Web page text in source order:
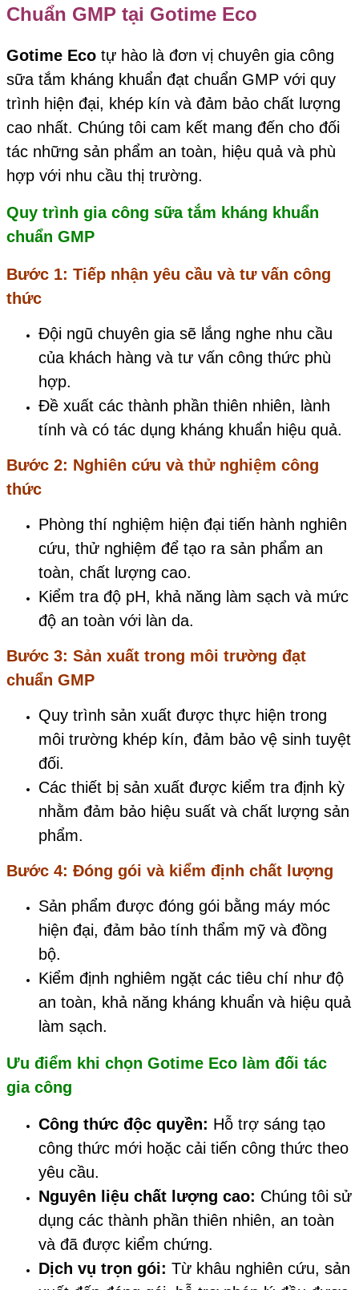
Chuẩn GMP tại Gotime Eco
Gotime Eco tự hào là đơn vị chuyên gia công
sữa tắm kháng khuẩn đạt chuẩn GMP với quy
trình hiện đại, khép kín và đảm bảo chất lượng
cao nhất. Chúng tôi cam kết mang đến cho đối
tác những sản phẩm an toàn, hiệu quả và phù
hợp với nhu cầu thị trường.
Quy trình gia công sữa tắm kháng khuẩn
chuẩn GMP
Bước 1: Tiếp nhận yêu cầu và tư vấn công
thức
Đội ngũ chuyên gia sẽ lắng nghe nhu cầu
của khách hàng và tư vấn công thức phù
hợp.
Đề xuất các thành phần thiên nhiên, lành
tính và có tác dụng kháng khuẩn hiệu quả.
Bước 2: Nghiên cứu và thử nghiệm công
thức
Phòng thí nghiệm hiện đại tiến hành nghiên
cứu, thử nghiệm để tạo ra sản phẩm an
toàn, chất lượng cao.
Kiểm tra độ pH, khả năng làm sạch và mức
độ an toàn với làn da.
Bước 3: Sản xuất trong môi trường đạt
chuẩn GMP
Quy trình sản xuất được thực hiện trong
môi trường khép kín, đảm bảo vệ sinh tuyệt
đối.
Các thiết bị sản xuất được kiểm tra định kỳ
nhằm đảm bảo hiệu suất và chất lượng sản
phẩm.
Bước 4: Đóng gói và kiểm định chất lượng
Sản phẩm được đóng gói bằng máy móc
hiện đại, đảm bảo tính thẩm mỹ và đồng
bộ.
Kiểm định nghiêm ngặt các tiêu chí như độ
an toàn, khả năng kháng khuẩn và hiệu quả
làm sạch.
Ưu điểm khi chọn Gotime Eco làm đối tác
gia công
Công thức độc quyền: Hỗ trợ sáng tạo
công thức mới hoặc cải tiến công thức theo
yêu cầu.
Nguyên liệu chất lượng cao: Chúng tôi sử
dụng các thành phần thiên nhiên, an toàn
và đã được kiểm chứng.
Dịch vụ trọn gói: Từ khâu nghiên cứu, sản